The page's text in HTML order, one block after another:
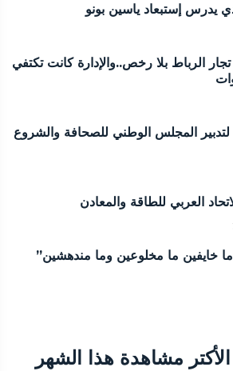
يدرس إستبعاد ياسين بونو
من تجار الرباط بلا رخص..والإدارة كانت تكتفي
لتدبير المجلس الوطني للصحافة والشروع
العربي للطاقة والمعادن
ما خايفين ما مخلوعين وما مندهشين”
الأكتر مشاهدة هذا الشهر